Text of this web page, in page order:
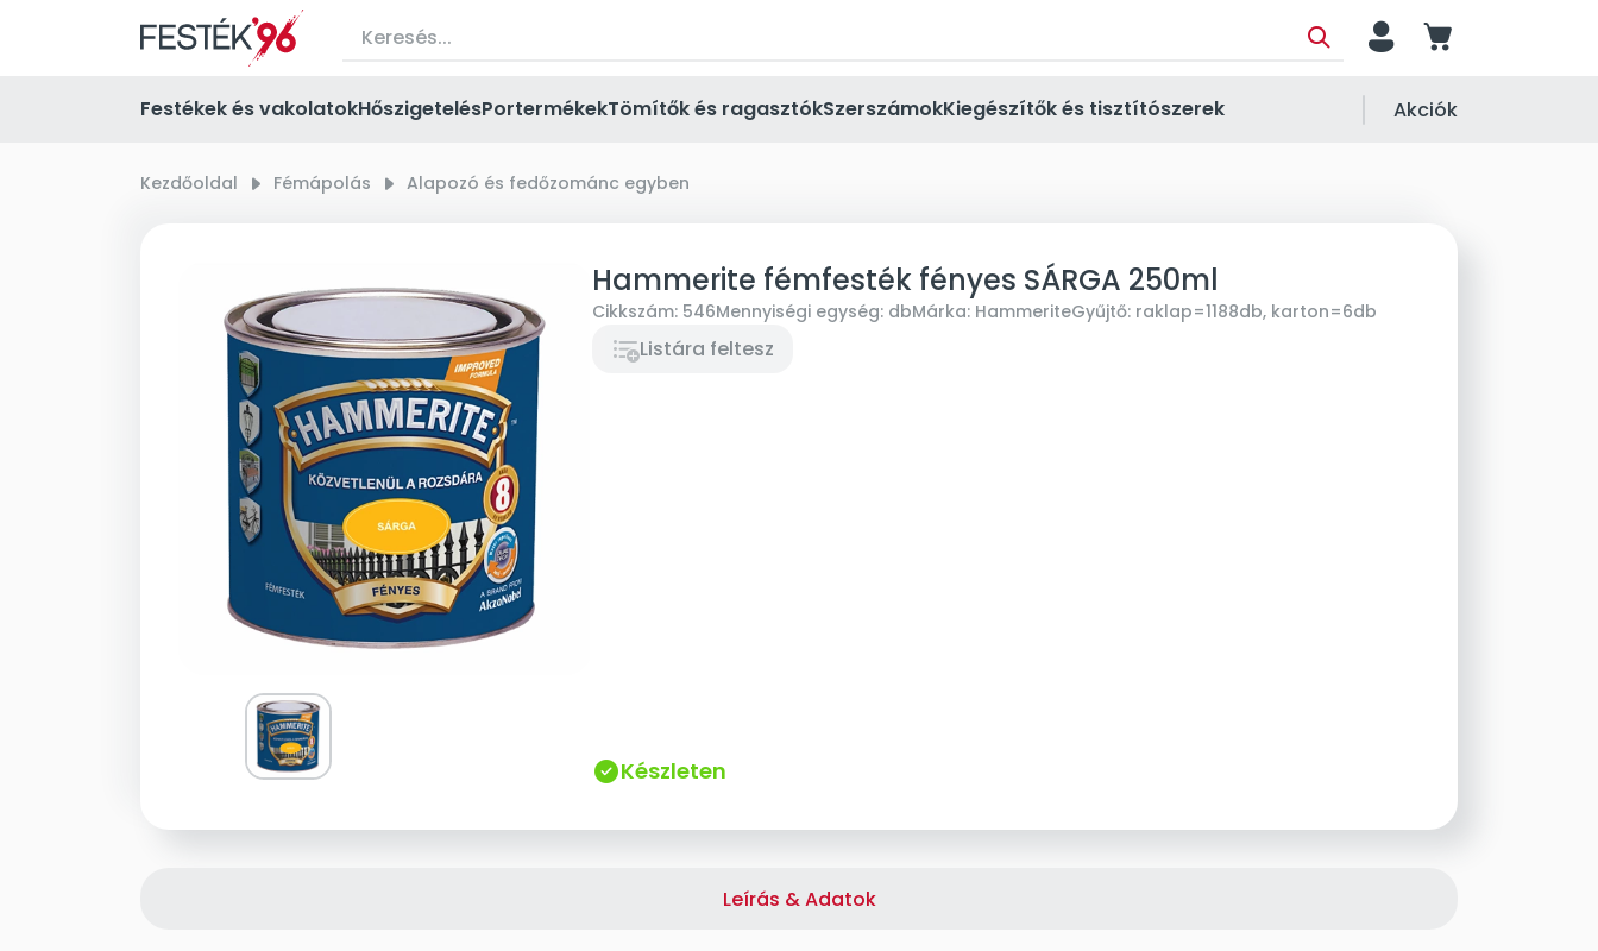
person cart
Festékek és vakolatokHőszigetelésPortermékekTömítők és ragasztókSzerszámokKiegészítők és tisztítószerek Akciók
Kezdőoldal right_small Fémápolás right_small Alapozó és fedőzománc egyben
Hammerite fémfesték fényes SÁRGA 250ml
Cikkszám: 546Mennyiségi egység: dbMárka: HammeriteGyűjtő: raklap=1188db, karton=6db
Listára feltesz
Készleten
Leírás & Adatok